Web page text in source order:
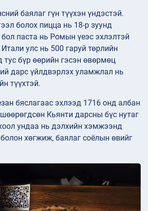
баялаг гүн түүхэн үндэстэй.
болох пицца нь 18-р зуунд
паста нь Ромын үеэс эхлэлтэй
улс нь 500 гаруй төрлийн
тус бүр өөрийн гэсэн өвөрмөц
дарс үйлдвэрлэх уламжлал нь
түүхтэй.
бяслагаас эхлээд 1716 онд албан
Кьянти дарсны бүс нутаг
ундаа нь дэлхийн хэмжээнд
хөгжиж, баялаг соёлын өвийг